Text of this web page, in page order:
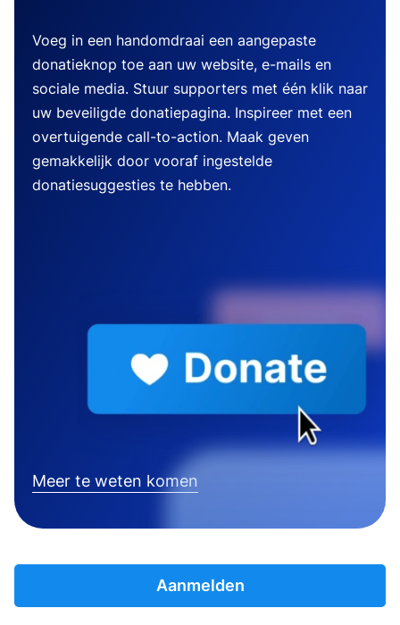
Voeg in een handomdraai een aangepaste
donatieknop toe aan uw website, e-mails en
sociale media. Stuur supporters met één klik naar
uw beveiligde donatiepagina. Inspireer met een
overtuigende call-to-action. Maak geven
gemakkelijk door vooraf ingestelde
donatiesuggesties te hebben.
Meer te weten komen
Aanmelden